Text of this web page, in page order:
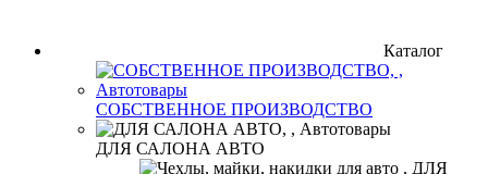
Каталог
СОБСТВЕННОЕ ПРОИЗВОДСТВО
ДЛЯ САЛОНА АВТО